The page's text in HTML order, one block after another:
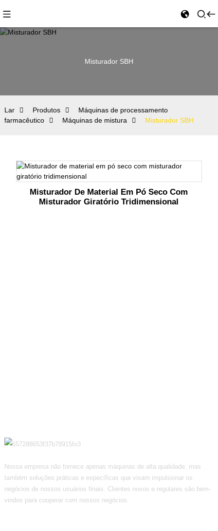
Misturador SBH
Lar Produtos
Máquinas de processamento
farmacêutico
Máquinas de mistura Misturador SBH
Misturador De Material Em Pó Seco Com
Misturador Giratório Tridimensional
Nossa empresa não fornece apenas máquinas de alta qualidade, mas
também soluções práticas e específicas que visam impulsionar os
negócios de nossos usuários finais. Clientes novos e regulares são bem-
vindos para cooperar com nossos negócios.